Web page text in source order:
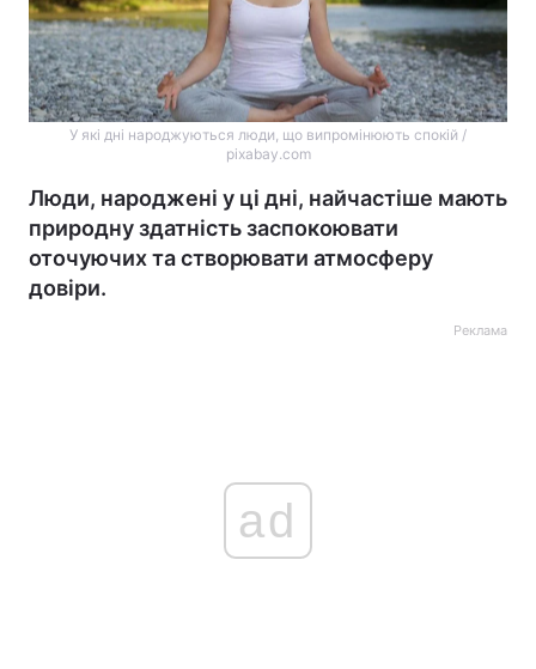
У які дні народжуються люди, що випромінюють спокій /
pixabay.com
Люди, народжені у ці дні, найчастіше мають
природну здатність заспокоювати
оточуючих та створювати атмосферу
довіри.
Реклама
ad